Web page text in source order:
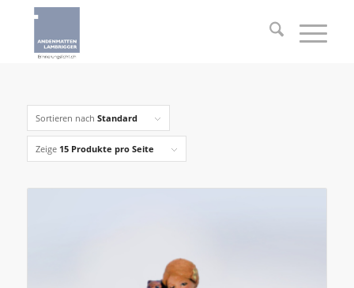
Sortieren nach Standard
Zeige 15 Produkte pro Seite